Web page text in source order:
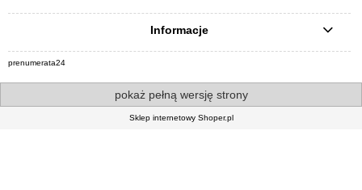
Informacje
prenumerata24
pokaż pełną wersję strony
Sklep internetowy Shoper.pl